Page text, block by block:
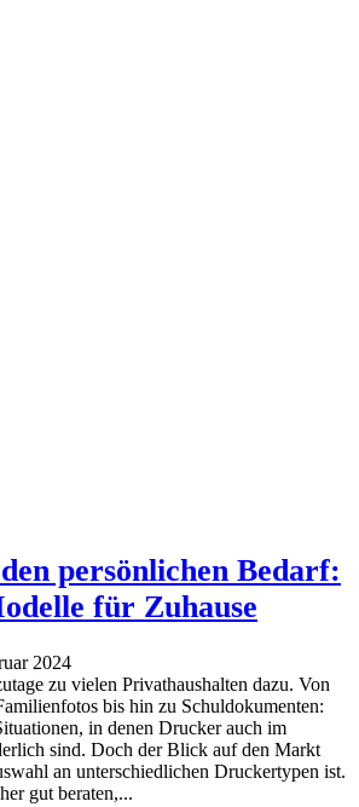
persönlichen Bedarf:
für Zuhause
2024
zu vielen Privathaushalten dazu. Von
bis hin zu Schuldokumenten:
in denen Drucker auch im
sind. Doch der Blick auf den Markt
an unterschiedlichen Druckertypen ist.
gut beraten,...